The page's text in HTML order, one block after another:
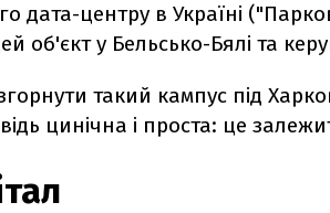
дата-центру в Україні
об'єкт у Бельсько-Бялі та
такий кампус під
цинічна і проста: це